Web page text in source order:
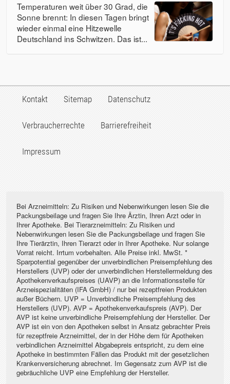
Temperaturen weit über 30 Grad, die
Sonne brennt: In diesen Tagen bringt
wieder einmal eine Hitzewelle
Deutschland ins Schwitzen. Das ist...
Kontakt Sitemap Datenschutz
Verbraucherrechte Barrierefreiheit
Impressum
Bei Arzneimitteln: Zu Risiken und Nebenwirkungen lesen Sie die
Packungsbeilage und fragen Sie Ihre Ärztin, Ihren Arzt oder in
Ihrer Apotheke. Bei Tierarzneimitteln: Zu Risiken und
Nebenwirkungen lesen Sie die Packungsbeilage und fragen Sie
Ihre Tierärztin, Ihren Tierarzt oder in Ihrer Apotheke. Nur solange
Vorrat reicht. Irrtum vorbehalten. Alle Preise inkl. MwSt. *
Sparpotential gegenüber der unverbindlichen Preisempfehlung des
Herstellers (UVP) oder der unverbindlichen Herstellermeldung des
Apothekenverkaufspreises (UAVP) an die Informationsstelle für
Arzneispezialitäten (IFA GmbH) / nur bei rezeptfreien Produkten
außer Büchern. UVP = Unverbindliche Preisempfehlung des
Herstellers (UVP). AVP = Apothekenverkaufspreis (AVP). Der
AVP ist keine unverbindliche Preisempfehlung der Hersteller. Der
AVP ist ein von den Apotheken selbst in Ansatz gebrachter Preis
für rezeptfreie Arzneimittel, der in der Höhe dem für Apotheken
verbindlichen Arzneimittel Abgabepreis entspricht, zu dem eine
Apotheke in bestimmten Fällen das Produkt mit der gesetzlichen
Krankenversicherung abrechnet. Im Gegensatz zum AVP ist die
gebräuchliche UVP eine Empfehlung der Hersteller.